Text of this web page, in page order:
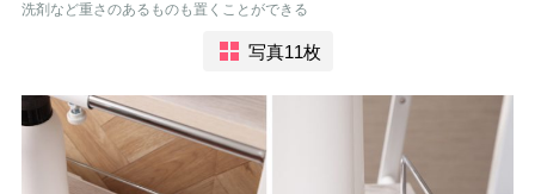
洗剤など重さのあるものも置くことができる
写真11枚